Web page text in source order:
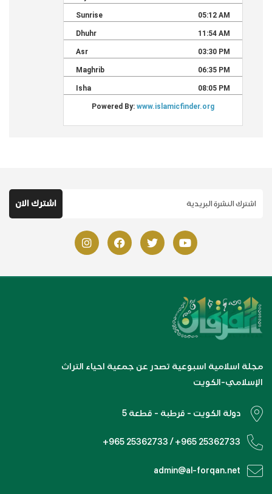
مجلة اسلامية اسبوعية تصدر عن جمعية احياء التراث
الإسلامي-الكويت
دولة الكويت - قرطبة - قطعة 5
+965 25362733 / +965 25362733
admin@al-forqan.net